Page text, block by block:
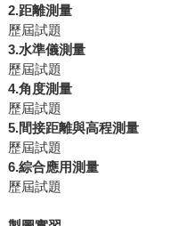
2.距離測量
歷屆試題
3.水準儀測量
歷屆試題
4.角度測量
歷屆試題
5.間接距離與高程測量
歷屆試題
6.綜合應用測量
歷屆試題